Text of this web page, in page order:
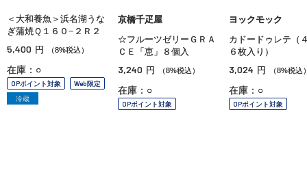
＜大和養魚＞浜名湖うな
ぎ蒲焼Ｑ１６０−２Ｒ２
5,400 円 （8%税込）
在庫：○
OPポイント対象
Web限定
冷蔵
京橋千疋屋
☆フルーツゼリーＧＲＡ
ＣＥ「恵」８個入
3,240 円 （8%税込）
在庫：○
OPポイント対象
ヨックモック
カドードゥレテ（
６枚入り）
3,024 円 （8%税込
在庫：○
OPポイント対象